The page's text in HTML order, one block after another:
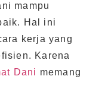
mampu
Hal ini
kerja yang
Karena
Dani memang